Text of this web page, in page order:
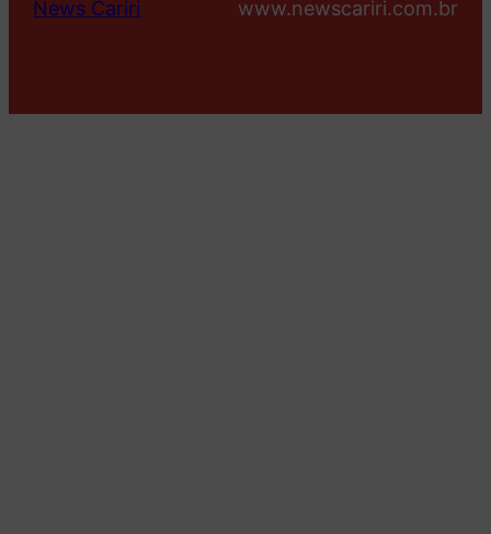
News Cariri www.newscariri.com.br